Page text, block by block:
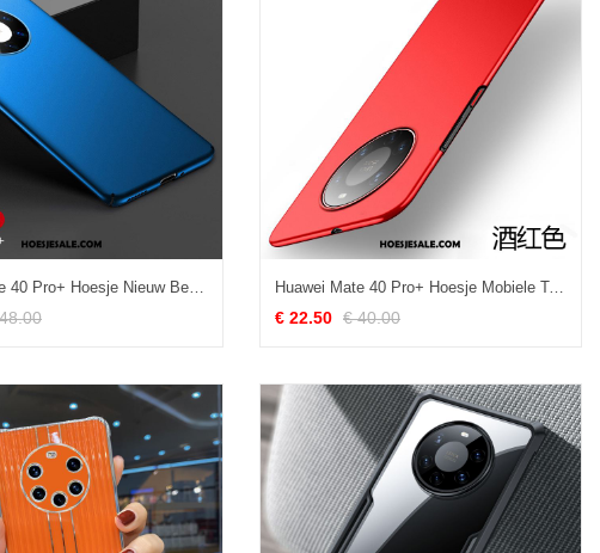
Huawei Mate 40 Pro+ Hoesje Nieuw Bescherming Hoes High End Blauw Sale Huawei Mate 40 Pro+ Hoesje Mobiele Telefoon Anti-fall Rood Zacht Nieuw Sale
€ 22.50 € 40.00